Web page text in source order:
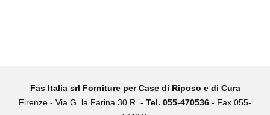
Fas Italia srl Forniture per Case di Riposo e di Cura
Firenze - Via G. la Farina 30 R. - Tel. 055-470536 - Fax 055-